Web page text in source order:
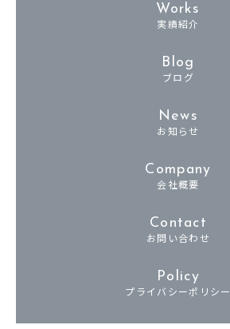
Works
実績紹介
Blog
ブログ
News
お知らせ
Company
会社概要
Contact
お問い合わせ
Policy
プライバシーポリシー